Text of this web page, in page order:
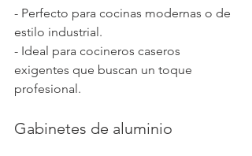
- Perfecto para cocinas modernas o de
estilo industrial.
- Ideal para cocineros caseros
exigentes que buscan un toque
profesional.
Gabinetes de aluminio